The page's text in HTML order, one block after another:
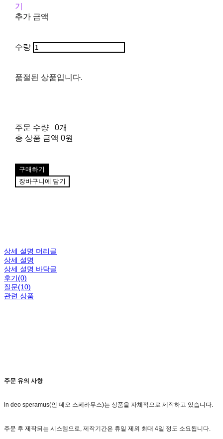
기
추가 금액
수량
품절된 상품입니다.
주문 수량
0개
총 상품 금액 0원
구매하기
장바구니에 담기
상세 설명 머리글
상세 설명
상세 설명 바닥글
후기(0)
질문(10)
관련 상품
주문 유의 사항
in deo speramus(인 데오 스페라무스)는 상품을 자체적으로 제작하고 있습니다.
주문 후 제작되는 시스템으로, 제작기간은 휴일 제외 최대 4일 정도 소요됩니다.